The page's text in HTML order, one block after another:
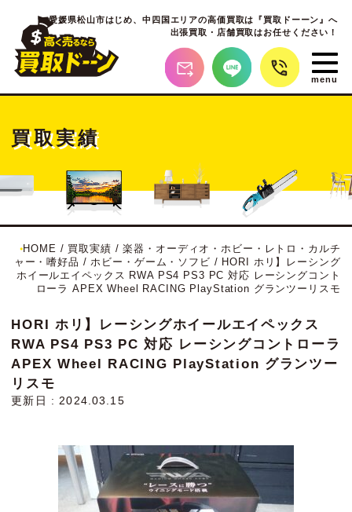
愛媛県松山市はじめ、中四国エリアの高価買取は『買取ドーーン』へ
出張買取・店舗買取はお任せください！
買取実績
HOME / 買取実績 /楽器・オーディオ・ホビー・レトロ・カルチ
ャー・嗜好品 /ホビー・ゲーム・ソフビ / HORI ホリ】レーシング
ホイールエイペックス RWA PS4 PS3 PC 対応 レーシングコント
ローラ APEX Wheel RACING PlayStation グランツーリスモ
HORI ホリ】レーシングホイールエイペックス
RWA PS4 PS3 PC 対応 レーシングコントローラ
APEX Wheel RACING PlayStation グランツー
リスモ
更新日 : 2024.03.15